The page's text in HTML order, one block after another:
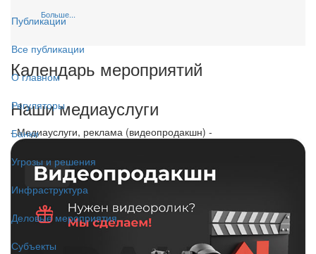
Публикации
Все публикации
О главном
Регуляторы
Банки
Угрозы и решения
Инфраструктура
Деловые мероприятия
Субъекты
Больше...
Календарь мероприятий
Наши медиауслуги
- Медиауслуги, реклама (видеопродакшн) -